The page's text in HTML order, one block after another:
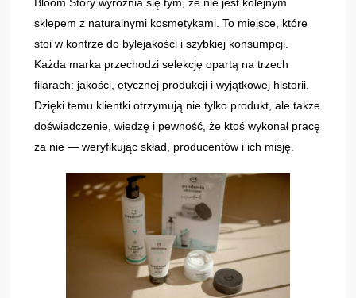
sklepem z naturalnymi kosmetykami. To miejsce, które
stoi w kontrze do bylejakości i szybkiej konsumpcji.
Każda marka przechodzi selekcję opartą na trzech
filarach: jakości, etycznej produkcji i wyjątkowej historii.
Dzięki temu klientki otrzymują nie tylko produkt, ale także
doświadczenie, wiedzę i pewność, że ktoś wykonał pracę
za nie — weryfikując skład, producentów i ich misję.